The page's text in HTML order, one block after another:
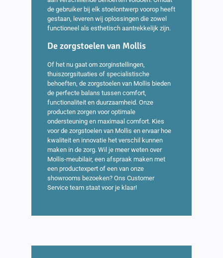
de gebruiker bij elk stoelontwerp voorop heeft
gestaan, leveren wij oplossingen die zowel
functioneel als esthetisch aantrekkelijk zijn.
De zorgstoelen van Mollis
Of het nu gaat om zorginstellingen,
thuiszorgsituaties of specialistische
behoeften, de zorgstoelen van Mollis bieden
de perfecte balans tussen comfort,
functionaliteit en duurzaamheid. Onze
producten zorgen voor optimale
ondersteuning en maximaal comfort. Kies
voor de zorgstoelen van Mollis en ervaar hoe
kwaliteit en innovatie het verschil kunnen
maken in de zorg. Wil je meer weten over
Mollis-meubilair, een afspraak maken met
een productexpert of een van onze
showrooms bezoeken? Ons Customer
Service team staat voor je klaar!